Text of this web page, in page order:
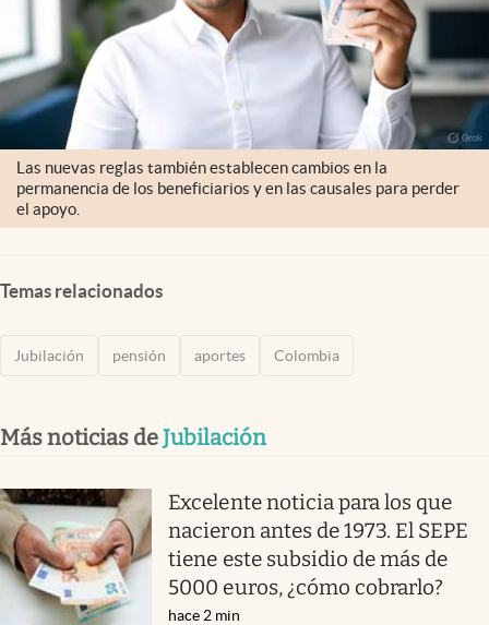
Las nuevas reglas también establecen cambios en la
permanencia de los beneficiarios y en las causales para perder
el apoyo.
Temas relacionados
Jubilación pensión aportes Colombia
Más noticias deJubilación
Excelente noticia para los que
nacieron antes de 1973. El SEPE
tiene este subsidio de más de
5000 euros, ¿cómo cobrarlo?
hace 2 min